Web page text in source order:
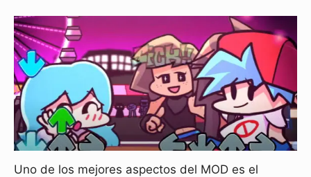
Uno de los mejores aspectos del MOD es el